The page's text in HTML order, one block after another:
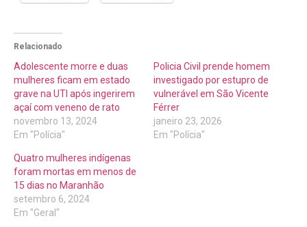
Relacionado
Adolescente morre e duas
mulheres ficam em estado
grave na UTI após ingerirem
açaí com veneno de rato
novembro 13, 2024
Em "Polícia"
Policia Civil prende homem
investigado por estupro de
vulnerável em São Vicente
Férrer
janeiro 23, 2026
Em "Polícia"
Quatro mulheres indígenas
foram mortas em menos de
15 dias no Maranhão
setembro 6, 2024
Em "Geral"